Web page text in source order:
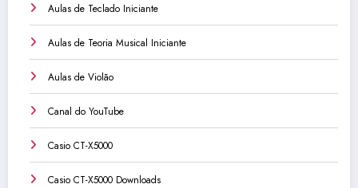
Aulas de Teclado Iniciante
Aulas de Teoria Musical Iniciante
Aulas de Violão
Canal do YouTube
Casio CT-X5000
Casio CT-X5000 Downloads